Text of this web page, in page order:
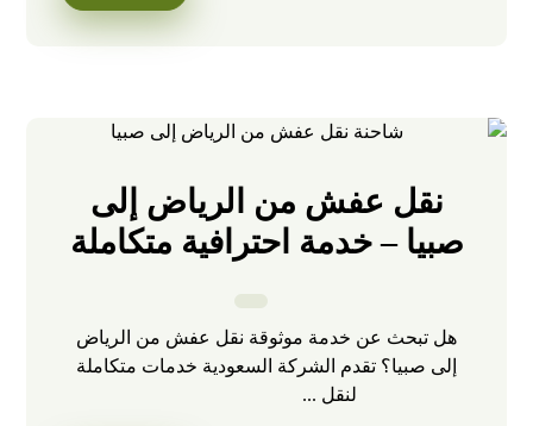
نقل عفش من الرياض إلى
صبيا – خدمة احترافية متكاملة
هل تبحث عن خدمة موثوقة نقل عفش من الرياض
إلى صبيا؟ تقدم الشركة السعودية خدمات متكاملة
لنقل ...